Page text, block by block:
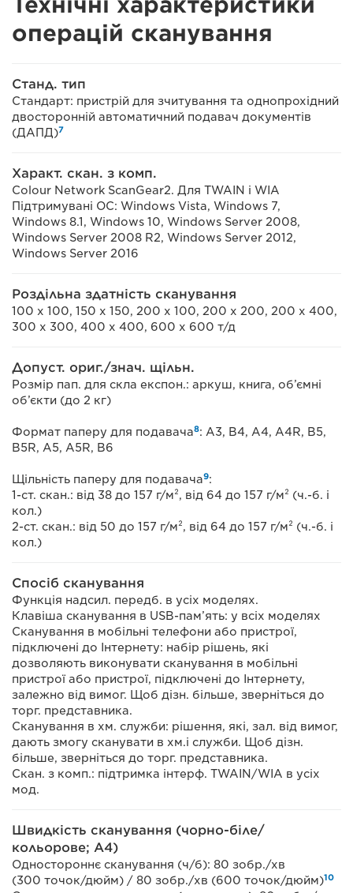
операцій сканування
Станд. тип
Стандарт: пристрій для зчитування та однопрохідний
двосторонній автоматичний подавач документів
(ДАПД)7
Характ. скан. з комп.
Colour Network ScanGear2. Для TWAIN і WIA
Підтримувані ОС: Windows Vista, Windows 7,
Windows 8.1, Windows 10, Windows Server 2008,
Windows Server 2008 R2, Windows Server 2012,
Windows Server 2016
Роздільна здатність сканування
100 x 100, 150 x 150, 200 x 100, 200 x 200, 200 x 400,
300 x 300, 400 x 400, 600 x 600 т/д
Допуст. ориг./знач. щільн.
Розмір пап. для скла експон.: аркуш, книга, об’ємні
об’єкти (до 2 кг)
Формат паперу для подавача8: A3, B4, A4, A4R, B5,
B5R, A5, A5R, B6
Щільність паперу для подавача9:
1-ст. скан.: від 38 до 157 г/м², від 64 до 157 г/м² (ч.-б. і
кол.)
2-ст. скан.: від 50 до 157 г/м², від 64 до 157 г/м² (ч.-б. і
кол.)
Спосіб сканування
Функція надсил. передб. в усіх моделях.
Клавіша сканування в USB-пам’ять: у всіх моделях
Сканування в мобільні телефони або пристрої,
підключені до Інтернету: набір рішень, які
дозволяють виконувати сканування в мобільні
пристрої або пристрої, підключені до Інтернету,
залежно від вимог. Щоб дізн. більше, зверніться до
торг. представника.
Сканування в хм. служби: рішення, які, зал. від вимог,
дають змогу сканувати в хм.і служби. Щоб дізн.
більше, зверніться до торг. представника.
Скан. з комп.: підтримка інтерф. TWAIN/WIA в усіх
мод.
Швидкість сканування (чорно-біле/
кольорове; A4)
Одностороннє сканування (ч/б): 80 зобр./хв
(300 точок/дюйм) / 80 зобр./хв (600 точок/дюйм)10